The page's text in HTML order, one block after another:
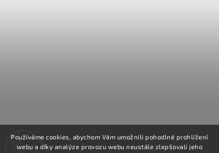
Používáme cookies, abychom Vám umožnili pohodlné prohlížení
webu a díky analýze provozu webu neustále zlepšovali jeho